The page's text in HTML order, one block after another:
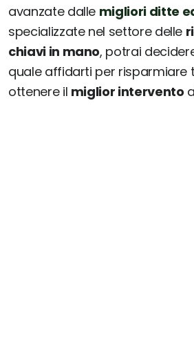
avanzate dalle migliori ditte
specializzate nel settore delle
chiavi in mano, potrai
quale affidarti per risparmiare
ottenere il miglior intervento